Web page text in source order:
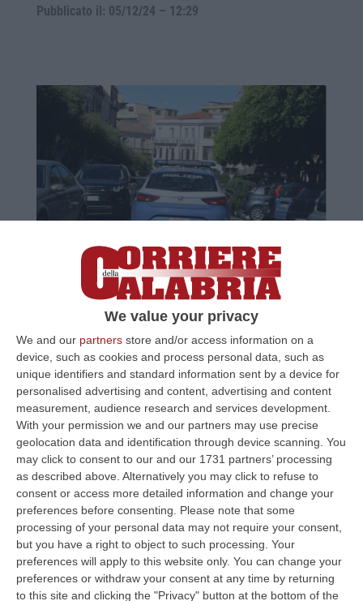
We value your privacy
We and our partners store and/or access information on a
device, such as cookies and process personal data, such as
unique identifiers and standard information sent by a device for
personalised advertising and content, advertising and content
measurement, audience research and services development.
With your permission we and our partners may use precise
geolocation data and identification through device scanning. You
may click to consent to our and our 1731 partners’ processing
as described above. Alternatively you may click to refuse to
consent or access more detailed information and change your
preferences before consenting.
Please note that some
processing of your personal data may not require your consent,
but you have a right to object to such processing. Your
preferences will apply to this website only. You can change your
preferences or withdraw your consent at any time by returning
to this site and clicking the "Privacy" button at the bottom of the
Pubblicato il: 05/12/24 – 12:29
Crotone, fuochi pirotecnici accesi
illegalmente nel quartiere Acquabona:
denunciato un 20enne
Ha creato una situazione di potenziale
pericolo per l’incolumità pubblica, a
pochissima distanza da abitazioni e alberi
Pubblicato il: 08/05/24 – 8:53